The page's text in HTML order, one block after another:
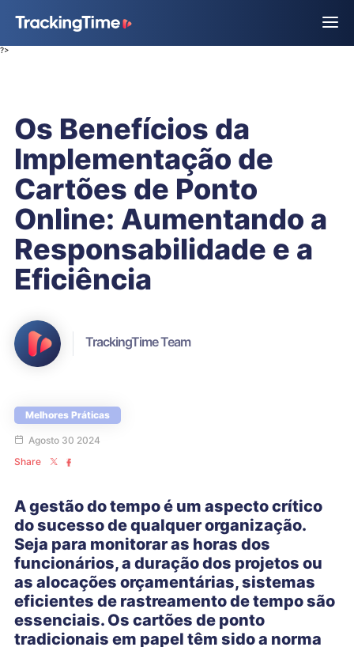
?>
Os Benefícios da
Implementação de
Cartões de Ponto
Online: Aumentando a
Responsabilidade e a
Eficiência
TrackingTime Team
Melhores Práticas
Agosto 30 2024
Share
A gestão do tempo é um aspecto crítico
do sucesso de qualquer organização.
Seja para monitorar as horas dos
funcionários, a duração dos projetos ou
as alocações orçamentárias, sistemas
eficientes de rastreamento de tempo são
essenciais. Os cartões de ponto
tradicionais em papel têm sido a norma